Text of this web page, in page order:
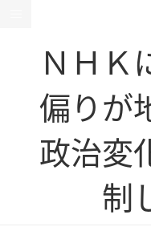
ＮＨＫ
偏りが
政治変
制